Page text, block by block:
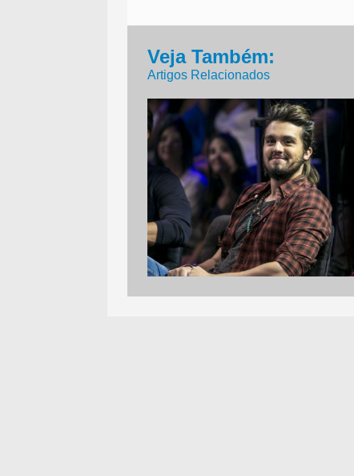
Veja Também:
Artigos Relacionados